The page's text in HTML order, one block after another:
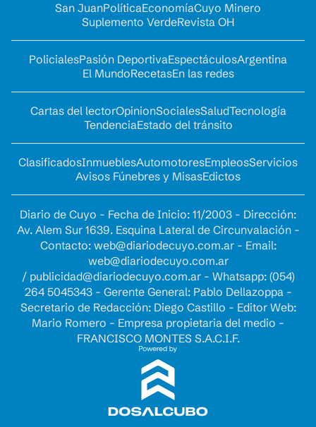
San JuanPolíticaEconomíaCuyo Minero
Suplemento VerdeRevista OH
PolicialesPasión DeportivaEspectáculosArgentina
El MundoRecetasEn las redes
Cartas del lectorOpinionSocialesSaludTecnología
TendenciaEstado del tránsito
ClasificadosInmueblesAutomotoresEmpleosServicios
Avisos Fúnebres y MisasEdictos
Diario de Cuyo - Fecha de Inicio: 11/2003 - Dirección:
Av. Alem Sur 1639. Esquina Lateral de Circunvalación -
Contacto: web@diariodecuyo.com.ar- Email:
web@diariodecuyo.com.ar
/ publicidad@diariodecuyo.com.ar- Whatsapp: (054)
264 5045343 - Gerente General: Pablo Dellazoppa -
Secretario de Redacción: Diego Castillo - Editor Web:
Mario Romero - Empresa propietaria del medio -
FRANCISCO MONTES S.A.C.I.F.